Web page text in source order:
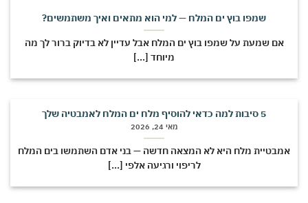
שמפו בוץ ים המלח — למי הוא מתאים ואיך משתמשים?
אם שמעת על שמפו בוץ ים המלח אבל עדיין לא בדיוק ברור לך מה
מיוחד [...]
מלח היא לא המצאה חדשה — בני אדם השתמשו בים המלח
לריפוי ורגיעה אלפי [...]